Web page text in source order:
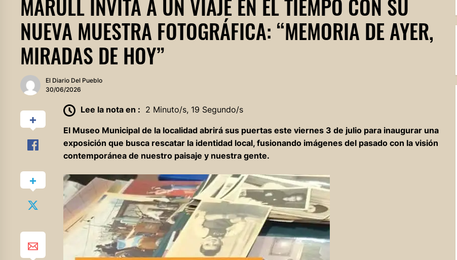
MARULL INVITA A UN VIAJE EN EL TIEMPO CON SU
NUEVA MUESTRA FOTOGRÁFICA: “MEMORIA DE AYER,
MIRADAS DE HOY”
El Diario Del Pueblo
30/06/2026
Lee la nota en : 2 Minuto/s, 19 Segundo/s
El Museo Municipal de la localidad abrirá sus puertas este viernes 3 de julio para inaugurar una
exposición que busca rescatar la identidad local, fusionando imágenes del pasado con la visión
contemporánea de nuestro paisaje y nuestra gente.